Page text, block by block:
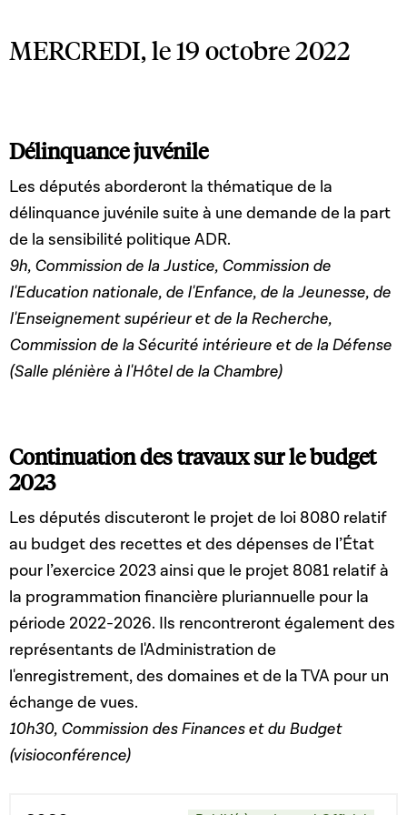
MERCREDI, le 19 octobre 2022
Délinquance juvénile
Les députés aborderont la thématique de la
délinquance juvénile suite à une demande de la part
de la sensibilité politique ADR.
9h, Commission de la Justice, Commission de
l'Education nationale, de l'Enfance, de la Jeunesse, de
l'Enseignement supérieur et de la Recherche,
Commission de la Sécurité intérieure et de la Défense
(Salle plénière à l'Hôtel de la Chambre)
Continuation des travaux sur le budget
2023
Les députés discuteront le projet de loi 8080 relatif
au budget des recettes et des dépenses de l’État
pour l’exercice 2023 ainsi que le projet 8081 relatif à
la programmation financière pluriannuelle pour la
période 2022-2026. Ils rencontreront également des
représentants de l'Administration de
l'enregistrement, des domaines et de la TVA pour un
échange de vues.
10h30, Commission des Finances et du Budget
(visioconférence)